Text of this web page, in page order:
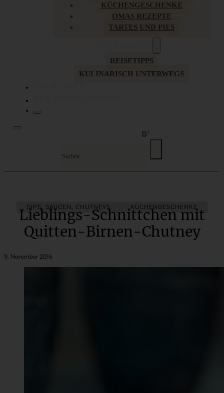
KÜCHENGESCHENKE
OMAS REZEPTE
TARTES UND PIES
REISETIPPS
KULINARISCH UNTERWEGS
DIPS, SAUCEN, CHUTNEYS KÜCHENGESCHENKE
Lieblings-Schnittchen mit
Quitten-Birnen-Chutney
9. November 2016